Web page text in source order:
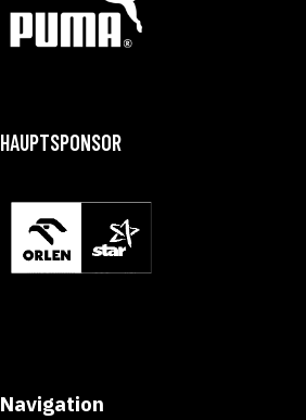
HAUPTSPONSOR
Navigation